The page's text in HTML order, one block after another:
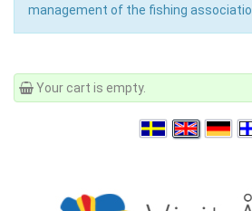
management of the fishing
Your cart is empty.